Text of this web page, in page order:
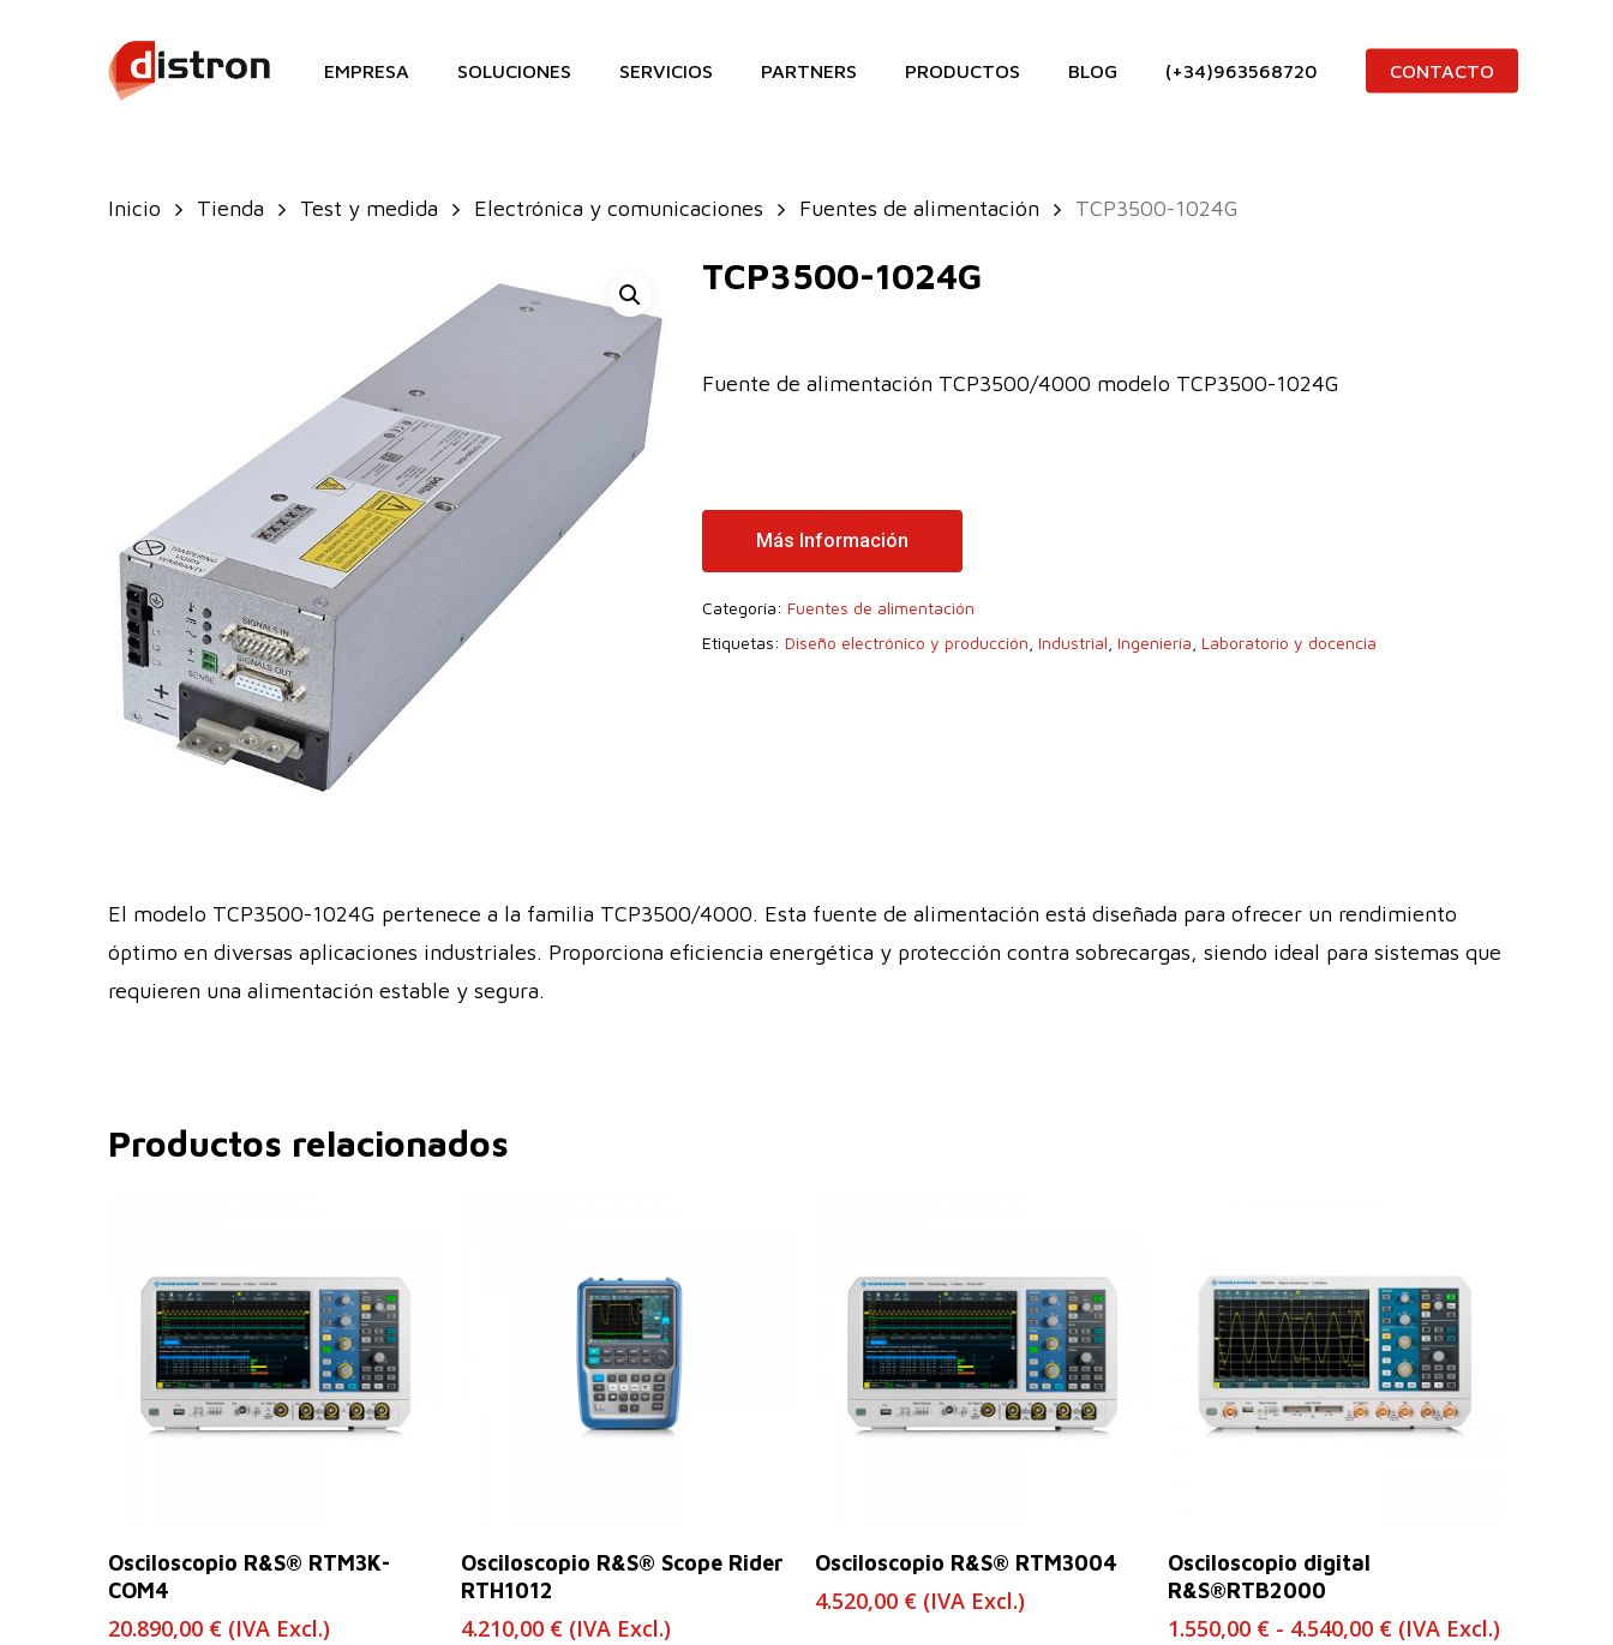
EMPRESA SOLUCIONES SERVICIOS PARTNERS PRODUCTOS BLOG (+34)963568720 CONTACTO
Inicio Tienda Test y medida Electrónica y comunicaciones Fuentes de alimentación TCP3500-1024G
TCP3500-1024G
Fuente de alimentación TCP3500/4000 modelo TCP3500-1024G
Más Información
Categoría: Fuentes de alimentación
Etiquetas: Diseño electrónico y producción Industrial Ingeniería Laboratorio y docencia
El modelo TCP3500-1024G pertenece a la familia TCP3500/4000. Esta fuente de alimentación está diseñada para ofrecer un rendimiento
óptimo en diversas aplicaciones industriales. Proporciona eficiencia energética y protección contra sobrecargas, siendo ideal para sistemas que
requieren una alimentación estable y segura.
Productos relacionados
Leer Más
Osciloscopio R&S® RTM3K-
COM4
20.890,00 € (IVA Excl.)
Leer Más
Osciloscopio R&S® Scope Rider
RTH1012
4.210,00 € (IVA Excl.)
Leer Más
Osciloscopio R&S® RTM3004
4.520,00 € (IVA Excl.)
Seleccionar Opciones
Osciloscopio digital
R&S®RTB2000
1.550,00 € - 4.540,00 €Rango
(IVA Excl.)